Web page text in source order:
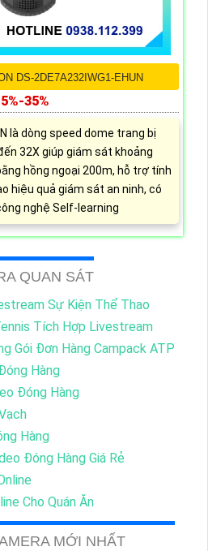
DS-2DE7A232IWG1-EHUN
5%-35%
là dòng speed dome trang bị
32X giúp giám sát khoảng
hồng ngoại 200m, hỗ trợ tính
hiệu quả giám sát an ninh, có
nghệ Self-learning
QUAN SÁT
Sự Kiện Thể Thao
Tích Hợp Livestream
Gói Đơn Hàng Campack ATP
Hàng
Đóng Hàng
Hàng
Đóng Hàng Giá Rẻ
Cho Quán Ăn
MỚI NHẤT